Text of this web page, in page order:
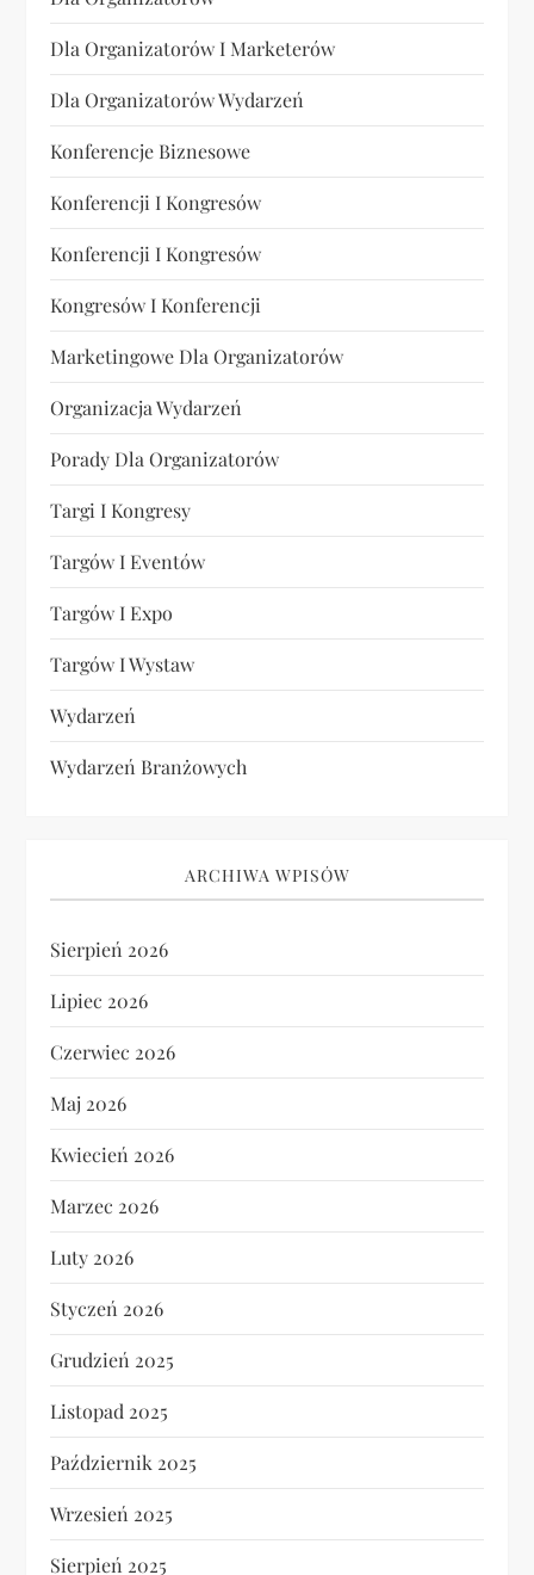
Dla Organizatorów I Marketerów
Dla Organizatorów Wydarzeń
Konferencje Biznesowe
Konferencji I Kongresów
Konferencji I Kongresów
Kongresów I Konferencji
Marketingowe Dla Organizatorów
Organizacja Wydarzeń
Porady Dla Organizatorów
Targi I Kongresy
Targów I Eventów
Targów I Expo
Targów I Wystaw
Wydarzeń
Wydarzeń Branżowych
ARCHIWA WPISÓW
Sierpień 2026
Lipiec 2026
Czerwiec 2026
Maj 2026
Kwiecień 2026
Marzec 2026
Luty 2026
Styczeń 2026
Grudzień 2025
Listopad 2025
Październik 2025
Wrzesień 2025
Sierpień 2025